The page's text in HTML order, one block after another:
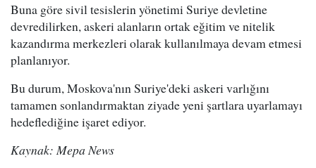
Buna göre sivil tesislerin yönetimi Suriye devletine
devredilirken, askeri alanların ortak eğitim ve nitelik
kazandırma merkezleri olarak kullanılmaya devam etmesi
planlanıyor.
Bu durum, Moskova'nın Suriye'deki askeri varlığını
tamamen sonlandırmaktan ziyade yeni şartlara uyarlamayı
hedeflediğine işaret ediyor.
Kaynak: Mepa News